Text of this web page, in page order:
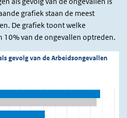
grafiek staan de meest
De grafiek toont welke
van de ongevallen optreden.